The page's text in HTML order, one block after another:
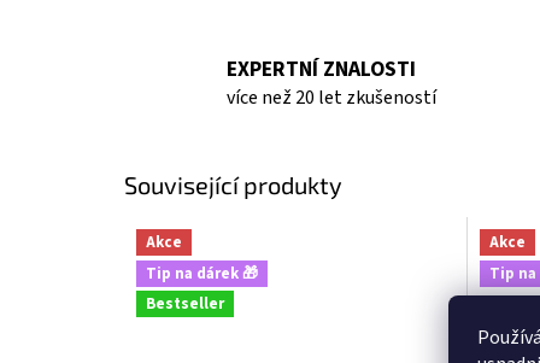
EXPERTNÍ ZNALOSTI
více než 20 let zkušeností
Související produkty
Akce
Tip na dárek 🎁
Bestseller
Akce
Tip na